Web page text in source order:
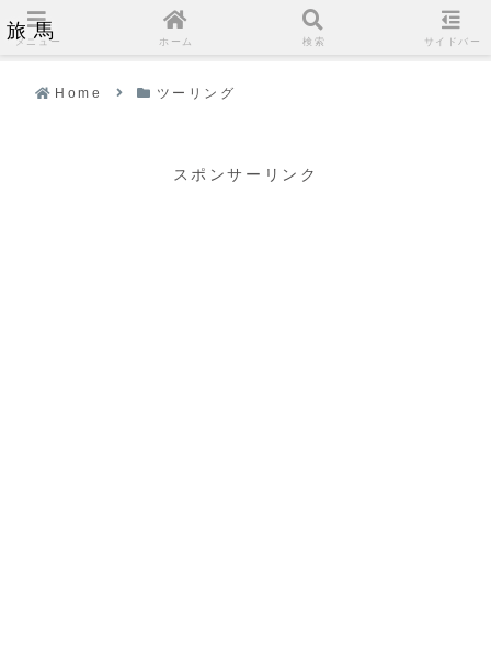
旅馬
Home ツーリング
スポンサーリンク
メニュー ホーム 検索 サイドバー